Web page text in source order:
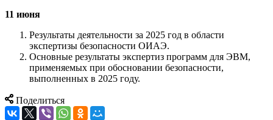
11 июня
Результаты деятельности за 2025 год в области
экспертизы безопасности ОИАЭ.
Основные результаты экспертиз программ для ЭВМ,
применяемых при обосновании безопасности,
выполненных в 2025 году.
Поделиться